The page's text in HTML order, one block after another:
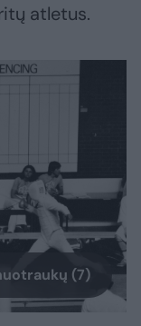
atletus.
(7)